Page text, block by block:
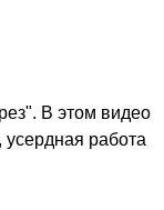
В этом видео
работа